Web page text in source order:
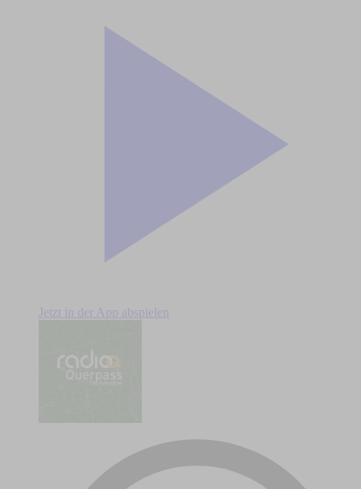
Jetzt in der App abspielen